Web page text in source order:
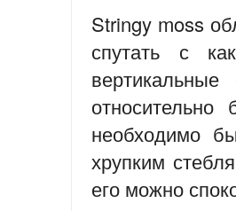
Stringy moss
спутать с
необходимо
хрупким
его можно